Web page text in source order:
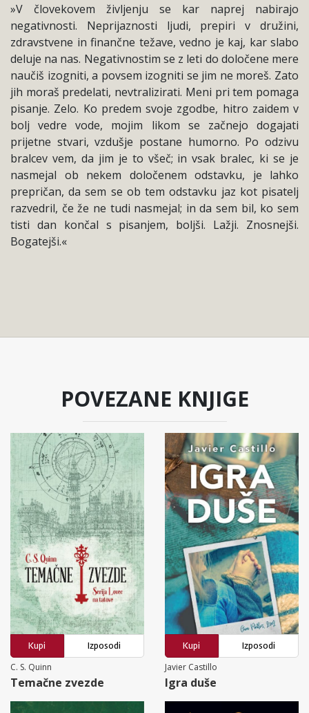
»V človekovem življenju se kar naprej nabirajo
negativnosti. Neprijaznosti ljudi, prepiri v družini,
zdravstvene in finančne težave, vedno je kaj, kar slabo
deluje na nas. Negativnostim se z leti do določene mere
naučiš izogniti, a povsem izogniti se jim ne moreš. Zato
jih moraš predelati, nevtralizirati. Meni pri tem pomaga
pisanje. Zelo. Ko predem svoje zgodbe, hitro zaidem v
bolj vedre vode, mojim likom se začnejo dogajati
prijetne stvari, vzdušje postane humorno. Po odzivu
bralcev vem, da jim je to všeč; in vsak bralec, ki se je
nasmejal ob nekem določenem odstavku, je lahko
prepričan, da sem se ob tem odstavku jaz kot pisatelj
razvedril, če že ne tudi nasmejal; in da sem bil, ko sem
tisti dan končal s pisanjem, boljši. Lažji. Znosnejši.
Bogatejši.«
POVEZANE KNJIGE
Kupi
Izposodi
C. S. Quinn
Temačne zvezde
Kupi
Izposodi
Javier Castillo
Igra duše